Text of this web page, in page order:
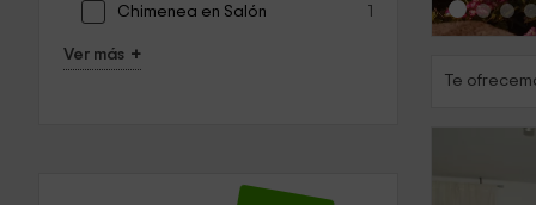
Chimenea en Salón 1
Ver más +
Te